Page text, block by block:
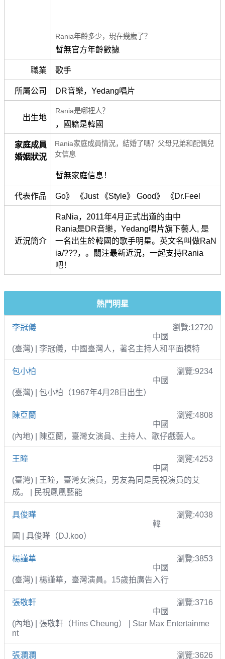
Rania年齡多少，現在幾歲了？
暫無官方年齡數據
職業 歌手
所屬公司 DR音樂，Yedang唱片
出生地
Rania是哪裡人？
，國籍是韓國
家庭成員
婚姻狀況
Rania家庭成員情況，結婚了嗎？父母兄弟和配偶兒
女信息
暫無家庭信息！
代表作品 Go》 《Just 《Style》 Good》 《Dr.Feel
近況簡介
RaNia，2011年4月正式出道的由中
Rania是DR音樂，Yedang唱片旗下藝人, 是
一名出生於韓國的歌手明星。英文名叫做RaN
ia/???，。關注最新近況，一起支持Rania
吧！
熱門明星
李冠儀
瀏覽:12720
中國
(臺灣) | 李冠儀，中國臺灣人，著名主持人和平面模特
包小柏
瀏覽:9234
中國
(臺灣) | 包小柏（1967年4月28日出生）
陳亞蘭
瀏覽:4808
中國
(內地) | 陳亞蘭，臺灣女演員、主持人、歌仔戲藝人。
王瞳
瀏覽:4253
中國
(臺灣) | 王瞳，臺灣女演員，男友為同是民視演員的艾
成。 | 民視鳳凰藝能
具俊曄
瀏覽:4038
韓
國 | 具俊曄（DJ.koo）
楊謹華
瀏覽:3853
中國
(臺灣) | 楊謹華，臺灣演員。15歲拍廣告入行
張敬軒
瀏覽:3716
中國
(內地) | 張敬軒（Hins Cheung） | Star Max Entertainme
nt
張瀾瀾 瀏覽:3626